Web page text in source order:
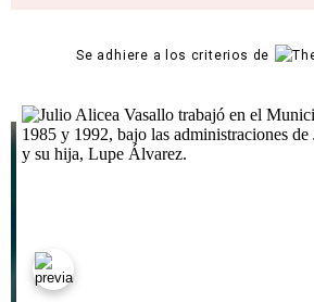
Se adhiere a los criterios de